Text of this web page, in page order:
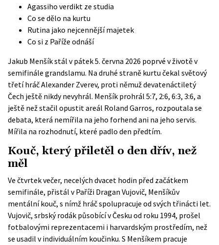
Agassiho verdikt ze studia
Co se dělo na kurtu
Rutina jako nejcennější majetek
Co si z Paříže odnáší
Jakub Menšík stál v pátek 5. června 2026 poprvé v životě v
semifinále grandslamu. Na druhé straně kurtu čekal světový
třetí hráč Alexander Zverev, proti němuž devatenáctiletý
Čech ještě nikdy nevyhrál. Menšík prohrál 5:7, 2:6, 6:3, 3:6, a
ještě než stačil opustit areál Roland Garros, rozpoutala se
debata, která nemířila na jeho forhend ani na jeho servis.
Mířila na rozhodnutí, které padlo den předtím.
Kouč, který přiletěl o den dřív, než
měl
Ve čtvrtek večer, necelých dvacet hodin před začátkem
semifinále, přistál v Paříži Dragan Vujovič, Menšíkův
mentální kouč, s nímž hráč spolupracuje od svých třinácti let.
Vujovič, srbský rodák působící v Česku od roku 1994, prošel
fotbalovými reprezentacemi i harvardským prostředím, než
se usadil v individuálním koučinku. S Menšíkem pracuje